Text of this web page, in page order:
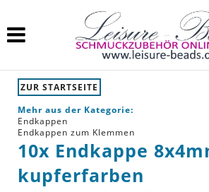
ZUR STARTSEITE
Mehr aus der Kategorie:
Endkappen
Endkappen zum Klemmen
10x Endkappe
kupferfarben